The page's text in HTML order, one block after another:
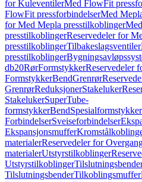
for KuleventilerMed FlowFit
FlowFit pressforbindelserMed
for Med Mepla presstilkoblinger
presstilkoblingerReservedeler for
presstilkoblingerTilbakeslagsventiler
presstilkoblinger
db20RørFormstykkerReservedeler
FormstykkerBendGrenrør
GrenrørReduksjonerStakeluker
StakelukerSuperTube-
formstykkerBendSpesialformstykker
ForbindelserSveiseforbindelser
Ekspansjonsmuffer
materialerReservedeler for
materialerUtstyrstilkoblinger
Utstyrstilkoblinger
TilslutningsbenderTilkoblingsmuffer